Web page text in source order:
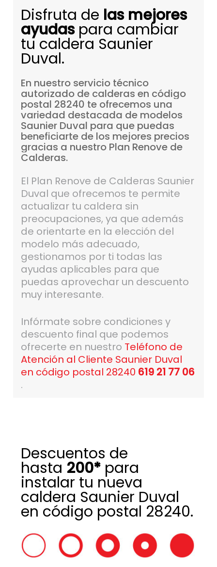
Disfruta de las mejores
ayudaspara cambiar
tu caldera Saunier
Duval.
En nuestro servicio técnico
autorizado de calderas en código
postal 28240 te ofrecemos una
variedad destacada de modelos
Saunier Duval para que puedas
beneficiarte de los mejores precios
gracias a nuestro Plan Renove de
Calderas.
El Plan Renove de Calderas Saunier
Duval que ofrecemos te permite
actualizar tu caldera sin
preocupaciones, ya que además
de orientarte en la elección del
modelo más adecuado,
gestionamos por ti todas las
ayudas aplicables para que
puedas aprovechar un descuento
muy interesante.
Infórmate sobre condiciones y
descuento final que podemos
ofrecerte en nuestro Teléfono de
Atención al Cliente Saunier Duval
en código postal 28240 619 21 77 06
.
Descuentos de
hasta 200*para
instalar tu nueva
caldera Saunier Duval
en código postal 28240.